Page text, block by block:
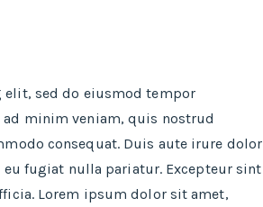
sed do eiusmod tempor
minim veniam, quis nostrud
consequat. Duis aute irure dolor
fugiat nulla pariatur. Excepteur sint
Lorem ipsum dolor sit amet,